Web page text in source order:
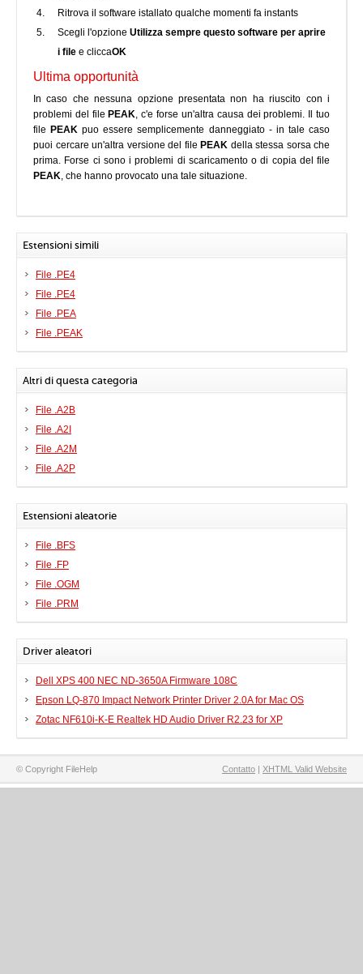
Ritrova il software istallato qualche momenti fa instants
Scegli l'opzione Utilizza sempre questo software per aprire
i file e cliccaOK
Ultima opportunità
In caso che nessuna opzione presentata non ha riuscito con i
problemi del file PEAK, c'e forse un'altra causa dei problemi. Il tuo
file PEAK puo essere semplicemente danneggiato - in tale caso
puoi cercare un'altra versione del file PEAK della stessa sorsa che
prima. Forse ci sono i problemi di scaricamento o di copia del file
PEAK, che hanno provocato una tale situazione.
Estensioni simili
File .PE4
File .PE4
File .PEA
File .PEAK
Altri di questa categoria
File .A2B
File .A2I
File .A2M
File .A2P
Estensioni aleatorie
File .BFS
File .FP
File .OGM
File .PRM
Driver aleatori
Dell XPS 400 NEC ND-3650A Firmware 108C
Epson LQ-870 Impact Network Printer Driver 2.0A for Mac OS
Zotac NF610i-K-E Realtek HD Audio Driver R2.23 for XP
© Copyright FileHelp Contatto | XHTML Valid Website